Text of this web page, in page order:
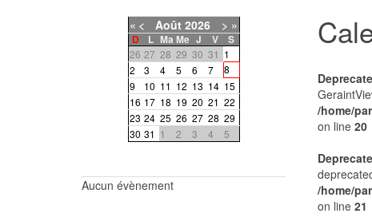
/home/
on line 20
/home/
on line 21
« < Août 2026 > »
D L Ma Me J V S
26 27 28 29 30 31 1
2
3 4 5 6 7
8
9
10 11 12 13 14 15
16 17 18 19 20 21 22
23 24 25 26 27 28 29
30 31 1 2 3 4 5
Aucun évènement